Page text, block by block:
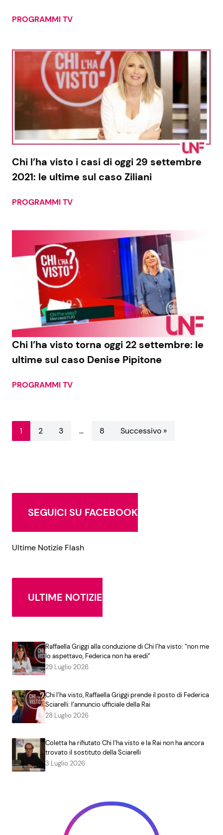
PROGRAMMI TV
Chi l’ha visto i casi di oggi 29 settembre
2021: le ultime sul caso Ziliani
PROGRAMMI TV
Chi l’ha visto torna oggi 22 settembre: le
ultime sul caso Denise Pipitone
PROGRAMMI TV
1 2 3 … 8 Successivo »
SEGUICI SU FACEBOOK
Ultime Notizie Flash
ULTIME NOTIZIE
Raffaella Griggi alla conduzione di Chi l’ha visto: “non me
lo aspettavo, Federica non ha eredi”
29 Luglio 2026
Chi l’ha visto, Raffaella Griggi prende il posto di Federica
Sciarelli: l’annuncio ufficiale della Rai
28 Luglio 2026
Coletta ha rifiutato Chi l’ha visto e la Rai non ha ancora
trovato il sostituto della Sciarelli
3 Luglio 2026